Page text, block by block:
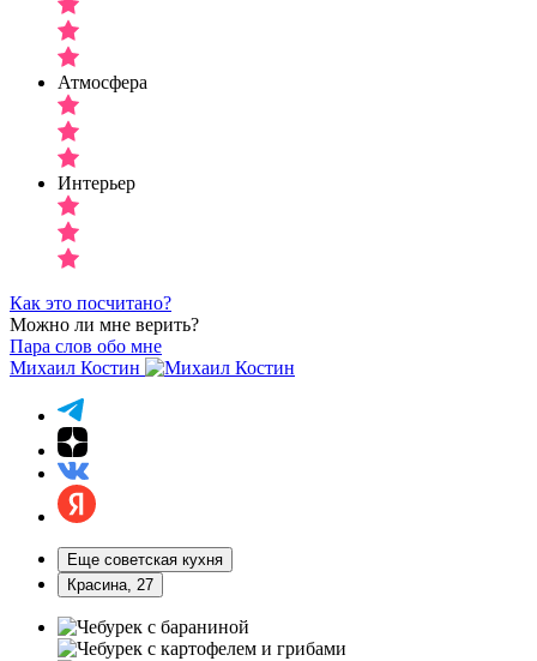
Атмосфера
Интерьер
Как это посчитано?
Можно ли мне верить?
Пара слов обо мне
Михаил Костин
Еще советская кухня
Красина, 27